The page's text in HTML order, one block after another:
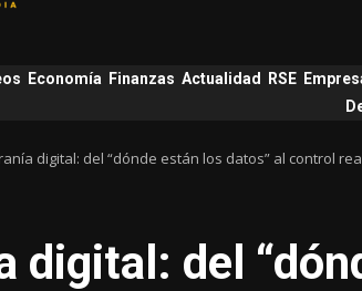
Economía Finanzas Actualidad RSE
digital: del “dónde están los datos” al control
digital: del